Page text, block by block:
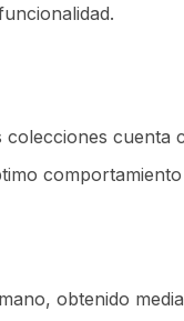
obtenido